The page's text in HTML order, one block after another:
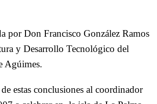
por Don Francisco González Ramos
y Desarrollo Tecnológico del
Agúimes.
estas conclusiones al coordinador